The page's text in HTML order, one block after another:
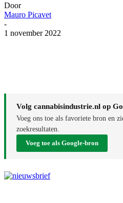
Door
Mauro Picavet
-
1 november 2022
Volg cannabisindustrie.nl op
Voeg ons toe als favoriete bron en
zoekresultaten.
Voeg toe als Google-bron